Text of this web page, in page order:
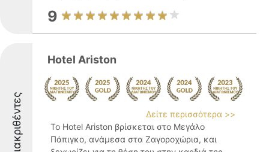
9
Διακριθέντες
Hotel Ariston
Δείτε περισσότερα >>
Το Hotel Ariston βρίσκεται στο Μεγάλο
Πάπιγκο, ανάμεσα στα Ζαγοροχώρια, και